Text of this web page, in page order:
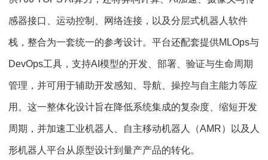
感器接口、运动控制、网络连接，以及分层式机器人软件
栈，整合为一套统一的参考设计。平台还配套提供MLOps与
DevOps工具，支持AI模型的开发、部署、验证与生命周期
管理，并可用于辅助开发感知、导航、操控与自主能力等应
用。这一整体化设计旨在降低系统集成的复杂度、缩短开发
周期，并加速工业机器人、自主移动机器人（AMR）以及人
形机器人平台从原型设计到量产产品的转化。